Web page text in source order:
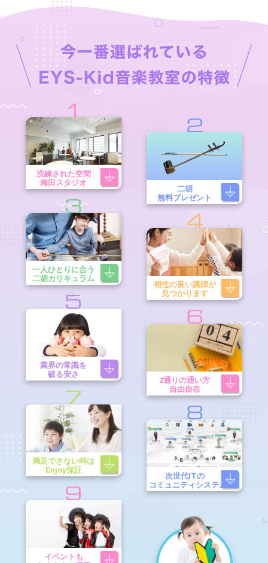
1
洗練された空間
梅田スタジオ
2
二胡
無料プレゼント
3
一人ひとりに合う
二胡カリキュラム
4
相性の良い講師が
見つかります
5
業界の常識を
破る安さ
6
2通りの通い方
自由自在
7
満足できない時は
Enjoy保証
8
次世代ITの
コミュニティシステム
9
イベントも